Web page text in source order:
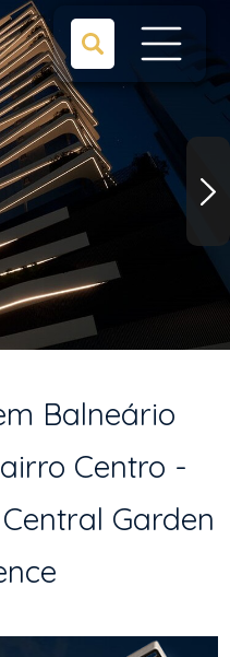
Balneário
Centro -
Garden